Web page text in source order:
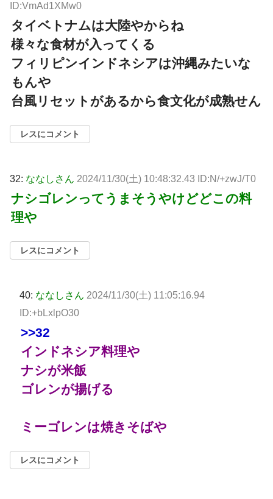
ID:VmAd1XMw0
タイベトナムは大陸やからね
様々な食材が入ってくる
フィリピンインドネシアは沖縄みたいな
もんや
台風リセットがあるから食文化が成熟せん
レスにコメント
32: ななしさん 2024/11/30(土) 10:48:32.43 ID:N/+zwJ/T0
ナシゴレンってうまそうやけどどこの料
理や
レスにコメント
40: ななしさん 2024/11/30(土) 11:05:16.94
ID:+bLxlpO30
>>32
インドネシア料理や
ナシが米飯
ゴレンが揚げる
ミーゴレンは焼きそばや
レスにコメント